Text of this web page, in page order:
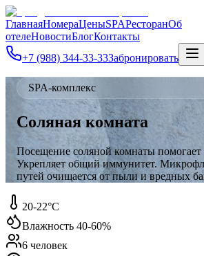
ГлавнаяНомераЦеныSPAРесторанОб
отелеНовостиБлогКонтакты
+7 (988) 344-33-33Забронировать
SPA-комплекс
Соляная комната
Посещение соляной комнаты помогает
Укрепляет общий иммунитет.
путей очищается от пыли и вредных
20-22°C
Влажность 40-60%
6 человек